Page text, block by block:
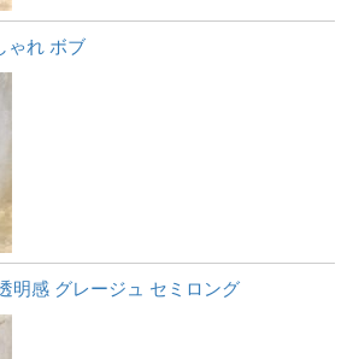
ゃれ ボブ
明感 グレージュ セミロング